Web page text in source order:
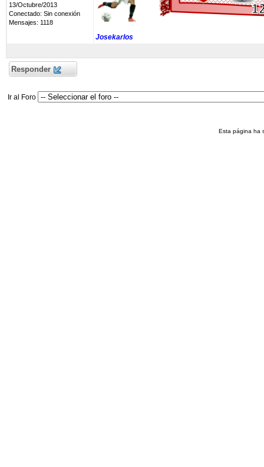
13/Octubre/2013
Conectado: Sin conexión
Mensajes: 1118
Josekarlos
Responder
Ir al Foro
Esta página ha